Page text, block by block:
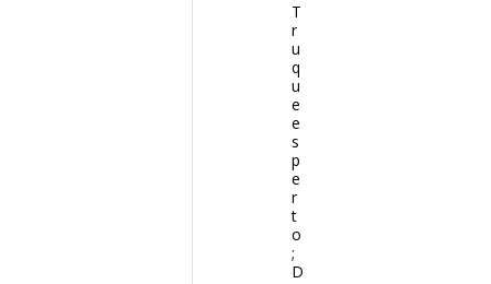
T
r
u
q
u
e
e
s
p
e
r
t
o
;
D